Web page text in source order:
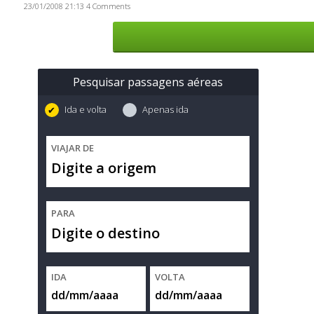
23/01/2008 21:13 4 Comments
Pesquisar passagens aéreas
Ida e volta Apenas ida
VIAJAR DE
PARA
IDA VOLTA